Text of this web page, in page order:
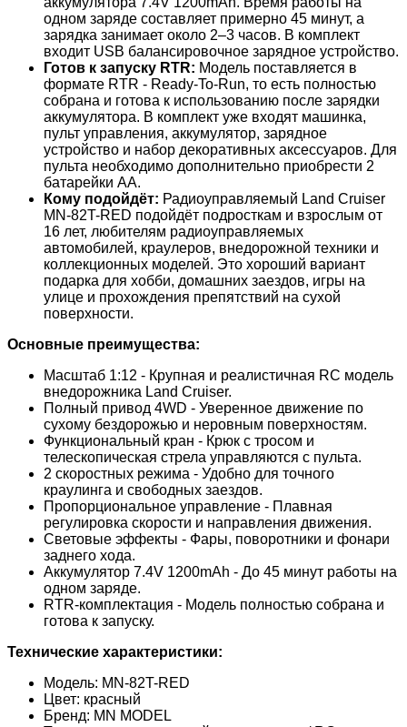
одном заряде составляет примерно 45 минут, а
зарядка занимает около 2–3 часов. В комплект
входит USB балансировочное зарядное устройство.
Готов к запуску RTR: Модель поставляется в
формате RTR - Ready-To-Run, то есть полностью
собрана и готова к использованию после зарядки
аккумулятора. В комплект уже входят машинка,
пульт управления, аккумулятор, зарядное
устройство и набор декоративных аксессуаров. Для
пульта необходимо дополнительно приобрести 2
батарейки AA.
Кому подойдёт: Радиоуправляемый Land Cruiser
MN-82T-RED подойдёт подросткам и взрослым от
16 лет, любителям радиоуправляемых
автомобилей, краулеров, внедорожной техники и
коллекционных моделей. Это хороший вариант
подарка для хобби, домашних заездов, игры на
улице и прохождения препятствий на сухой
поверхности.
Основные преимущества:
Масштаб 1:12 - Крупная и реалистичная RC модель
внедорожника Land Cruiser.
Полный привод 4WD - Уверенное движение по
сухому бездорожью и неровным поверхностям.
Функциональный кран - Крюк с тросом и
телескопическая стрела управляются с пульта.
2 скоростных режима - Удобно для точного
краулинга и свободных заездов.
Пропорциональное управление - Плавная
регулировка скорости и направления движения.
Световые эффекты - Фары, поворотники и фонари
заднего хода.
Аккумулятор 7.4V 1200mAh - До 45 минут работы на
одном заряде.
RTR-комплектация - Модель полностью собрана и
готова к запуску.
Технические характеристики:
Модель: MN-82T-RED
Цвет: красный
Бренд: MN MODEL